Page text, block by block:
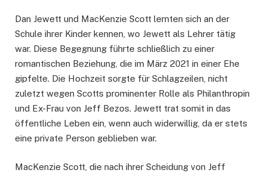
Dan Jewett und MacKenzie Scott lernten sich an der
Schule ihrer Kinder kennen, wo Jewett als Lehrer tätig
war. Diese Begegnung führte schließlich zu einer
romantischen Beziehung, die im März 2021 in einer Ehe
gipfelte. Die Hochzeit sorgte für Schlagzeilen, nicht
zuletzt wegen Scotts prominenter Rolle als Philanthropin
und Ex-Frau von Jeff Bezos. Jewett trat somit in das
öffentliche Leben ein, wenn auch widerwillig, da er stets
eine private Person geblieben war.
MacKenzie Scott, die nach ihrer Scheidung von Jeff